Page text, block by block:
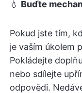
💧 Buďte
Pokud jste tím,
je vaším úkolem
Pokládejte
nebo sdílejte
odpovědi.